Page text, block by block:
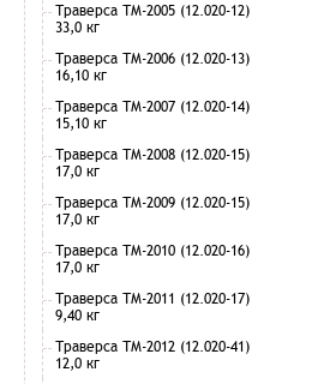
Траверса ТМ-2005 (12.020-12)
33,0 кг
Траверса ТМ-2006 (12.020-13)
16,10 кг
Траверса ТМ-2007 (12.020-14)
15,10 кг
Траверса ТМ-2008 (12.020-15)
17,0 кг
Траверса ТМ-2009 (12.020-15)
17,0 кг
Траверса ТМ-2010 (12.020-16)
17,0 кг
Траверса ТМ-2011 (12.020-17)
9,40 кг
Траверса ТМ-2012 (12.020-41)
12,0 кг